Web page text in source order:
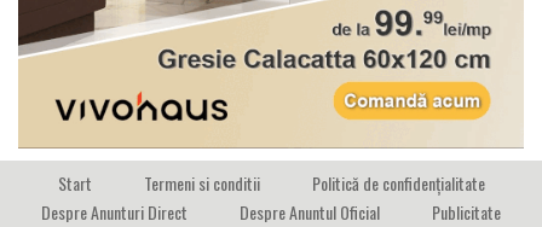
Start Termeni si conditii
Politică de confidențialitate
Despre Anunturi Direct
Despre Anuntul Oficial
Publicitate